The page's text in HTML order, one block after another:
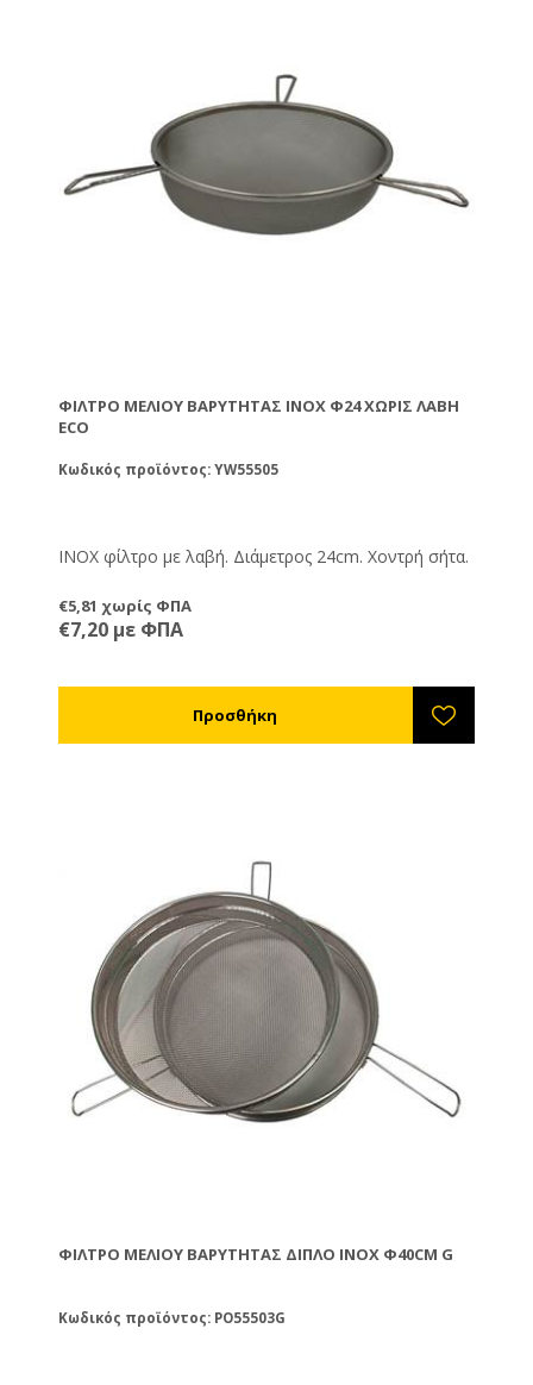
ΦΊΛΤΡΟ ΜΕΛΙΟΎ ΒΑΡΎΤΗΤΑΣ ΙΝΟΧ Φ24 ΧΩΡΊΣ ΛΑΒΉ
ECO
Κωδικός προϊόντος: YW55505
ΙΝΟΧ φίλτρο με λαβή. Διάμετρος 24cm. Χοντρή σήτα.
€5,81 χωρίς ΦΠΑ
€7,20 με ΦΠΑ
ΦΊΛΤΡΟ ΜΕΛΙΟΎ ΒΑΡΎΤΗΤΑΣ ΔΙΠΛΌ ΙΝΟΧ Φ40CM G
Κωδικός προϊόντος: PO55503G